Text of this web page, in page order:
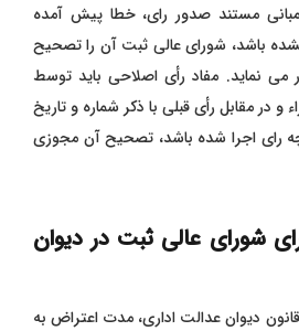
مستند صدور رای، خطا پیش آمده
نشده باشد، شورای عالی ثبت آن را تصحیح
می ‌نماید. مفاد رأی اصلاحی باید توسط
و در مقابل رأی قبلی با ذکر شماره و تاریخ
رای اجرا شده باشد، تصحیح آن مجوزی
شورای عالی ثبت در دیوان
بر اساس تبصره 2 ماده 16 قانون دیوان عدالت اداری، مدت اعتراض به